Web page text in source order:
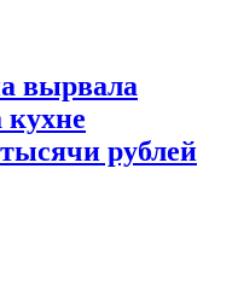
вырвала
кухне
рублей